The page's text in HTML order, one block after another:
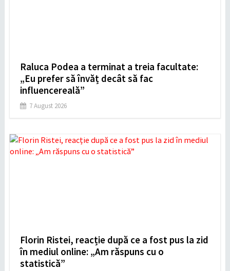
Raluca Podea a terminat a treia facultate:
„Eu prefer să învăț decât să fac
influencereală”
7 August 2026
Florin Ristei, reacție după ce a fost pus la zid
în mediul online: „Am răspuns cu o
statistică”